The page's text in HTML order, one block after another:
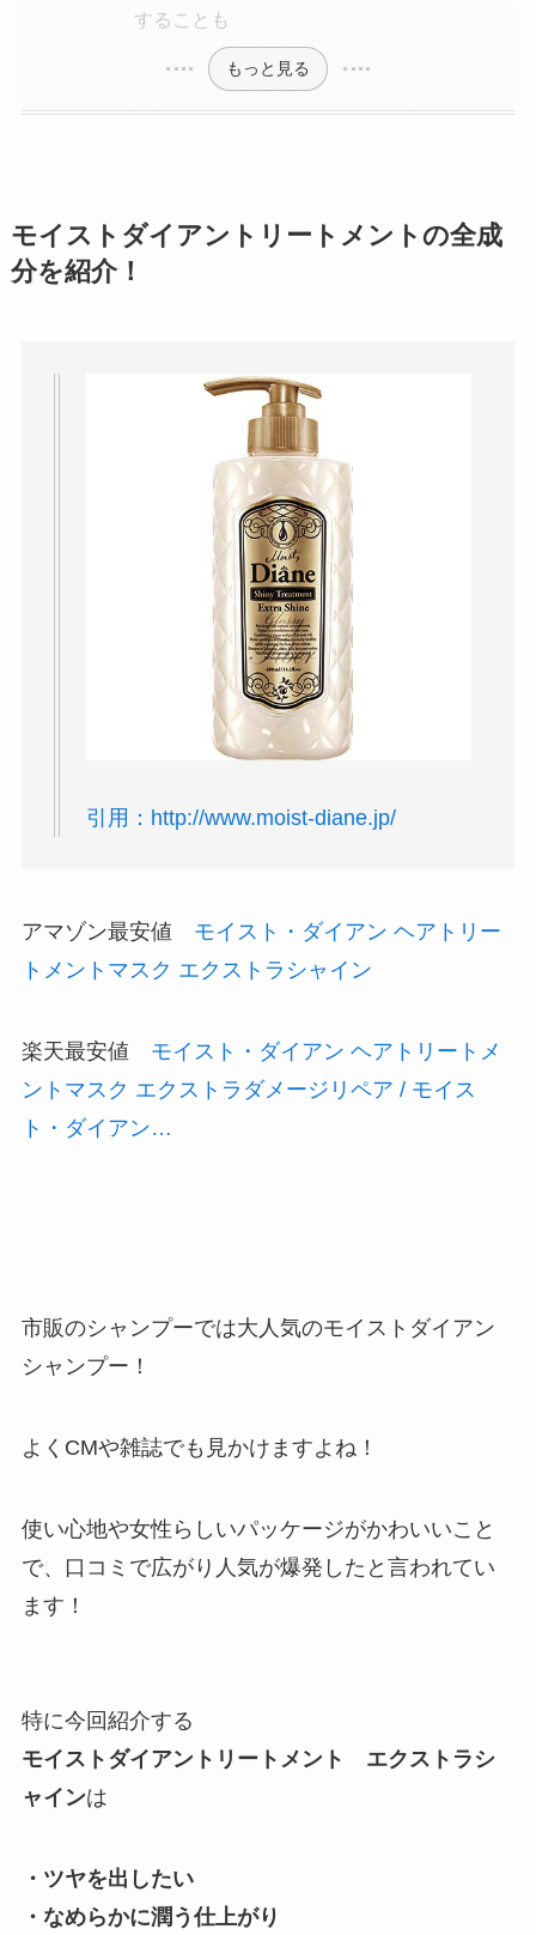
することも
もっと見る
モイストダイアントリートメントの全成
分を紹介！
引用：http://www.moist-diane.jp/
アマゾン最安値 モイスト・ダイアン ヘアトリー
トメントマスク エクストラシャイン
楽天最安値 モイスト・ダイアン ヘアトリートメ
ントマスク エクストラダメージリペア / モイス
ト・ダイアン…
市販のシャンプーでは大人気のモイストダイアン
シャンプー！
よくCMや雑誌でも見かけますよね！
使い心地や女性らしいパッケージがかわいいこと
で、口コミで広がり人気が爆発したと言われてい
ます！
特に今回紹介する
モイストダイアントリートメント エクストラシ
ャインは
・ツヤを出したい
・なめらかに潤う仕上がり